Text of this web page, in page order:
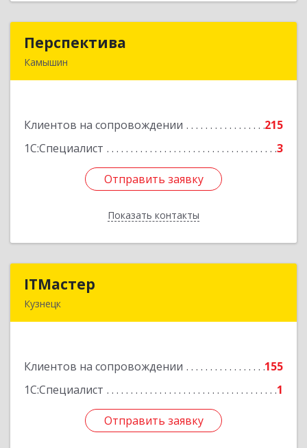
Перспектива
Камышин
Клиентов на сопровождении
215
1С:Специалист
3
Отправить заявку
Показать контакты
Подробнее
Отправить заявку
Назад
ITМастер
Кузнецк
Клиентов на сопровождении
155
1С:Специалист
1
Отправить заявку
Подробнее
Отправить заявку